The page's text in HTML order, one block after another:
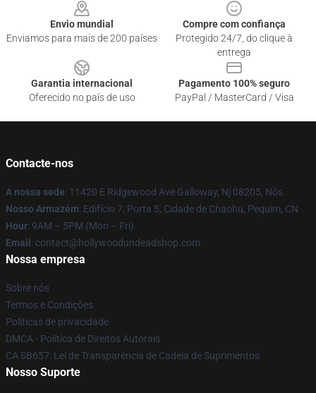
Envio mundial
Enviamos para mais de 200 países
Compre com confiança
Protegido 24/7, do clique à
entrega
Garantia internacional
Oferecido no país de uso
Pagamento 100% seguro
PayPal / MasterCard / Visa
Contacte-nos
A nossa sede: 11420 E Ridgewood Ave Galloway, Nj 08205, Nós
Nosso Armazém: Edifício 7, Porta 5, Cidade de Chaohu, Pequim, CN
Hour: 9AM – 5PM (Mon – Fri)
Email : contact@hollywoodundeadshop.com
Nossa empresa
Sobre nós
Termos e Condições
Políticas de privacidade
DMCA - Política de Direitos Autorais
CA SB657: Lei de Transparência de Cadeia de Suprimentos
Nosso Suporte